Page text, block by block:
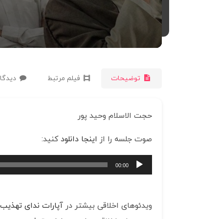
توضیحات فیلم مرتبط
حجت الاسلام وحید پور
صوت جلسه را از اینجا دانلودکنید:
پخش‌کننده
صوت
00:00
ویدئوهای اخلاقی بیشتر در آپارات ندای تهذیب